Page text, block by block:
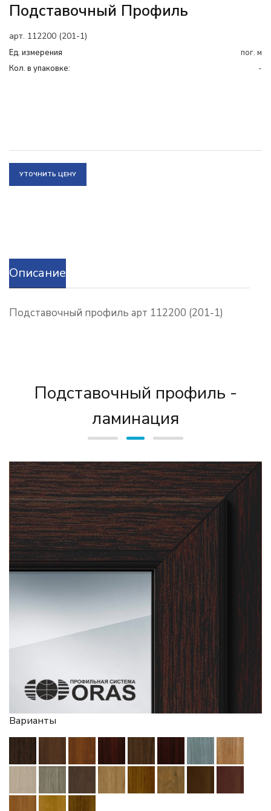
Подставочный Профиль
арт. 112200 (201-1)
Ед. измерения
пог. м
Кол. в упаковке:
-
УТОЧНИТЬ ЦЕНУ
Описание
Подставочный профиль арт 112200 (201-1)
Подставочный профиль -
ламинация
Варианты